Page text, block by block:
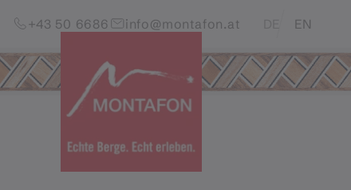
+43 50 6686
info@montafon.at Translations of this page
EN